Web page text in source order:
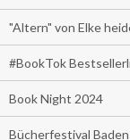
"Altern" von Elke
#BookTok
Book Night 2024
Bücherfestival